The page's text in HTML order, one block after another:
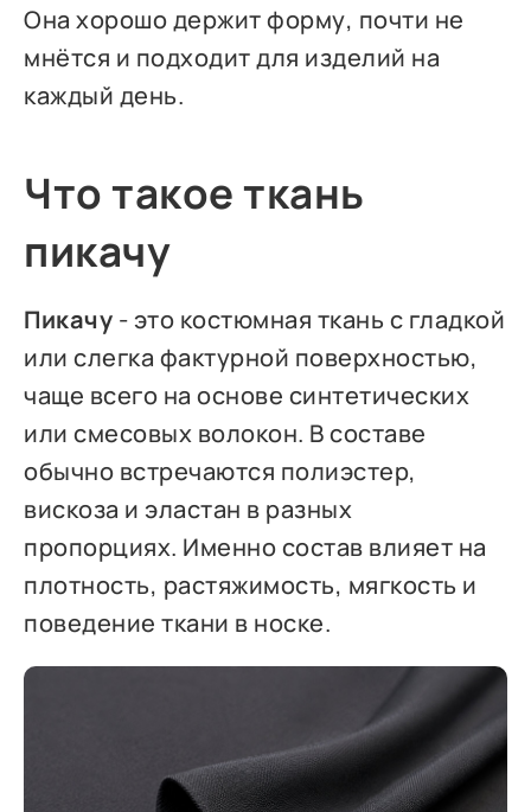
Она хорошо держит форму, почти не
мнётся и подходит для изделий на
каждый день.
Что такое ткань
пикачу
Пикачу - это костюмная ткань с гладкой
или слегка фактурной поверхностью,
чаще всего на основе синтетических
или смесовых волокон. В составе
обычно встречаются полиэстер,
вискоза и эластан в разных
пропорциях. Именно состав влияет на
плотность, растяжимость, мягкость и
поведение ткани в носке.